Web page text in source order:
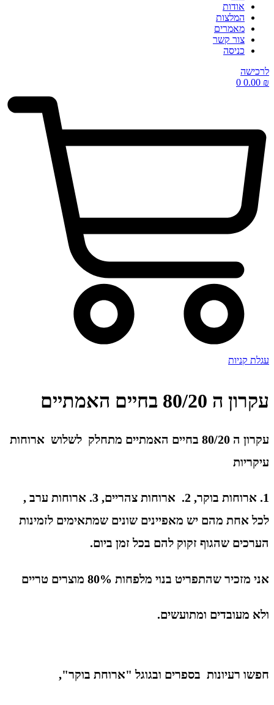
אודות
המלצות
מאמרים
צור קשר
כניסה
לרכישה
0.00 ₪
0
עגלת קניות
עקרון ה 80/20 בחיים האמתיים
עקרון ה 80/20 בחיים האמתיים מתחלק לשלוש ארוחות
עיקריות
1. ארוחות בוקר, 2. ארוחות צהריים, 3. ארוחות ערב ,
לכל אחת מהם יש מאפיינים שונים שמתאימים לזמינות
הערכים שהגוף זקוק להם בכל זמן ביום.
אני מזכיר שהתפריט בנוי מלפחות 80% מוצרים טריים
ולא מעובדים ומתועשים.
חפשו רעיונות בספרים ובגוגל "ארוחת בוקר",